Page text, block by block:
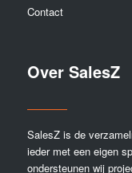
Contact
Over SalesZ
SalesZ is de
ieder met een eigen
ondersteunen wij